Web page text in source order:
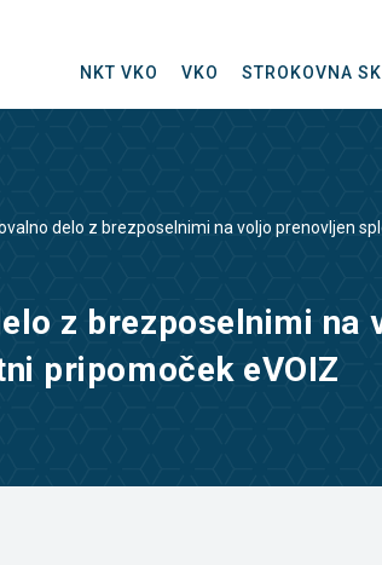
NKT VKO VKO STROKOVNA
delo z brezposelnimi na voljo prenovljen
z brezposelnimi na
pripomoček eVOIZ